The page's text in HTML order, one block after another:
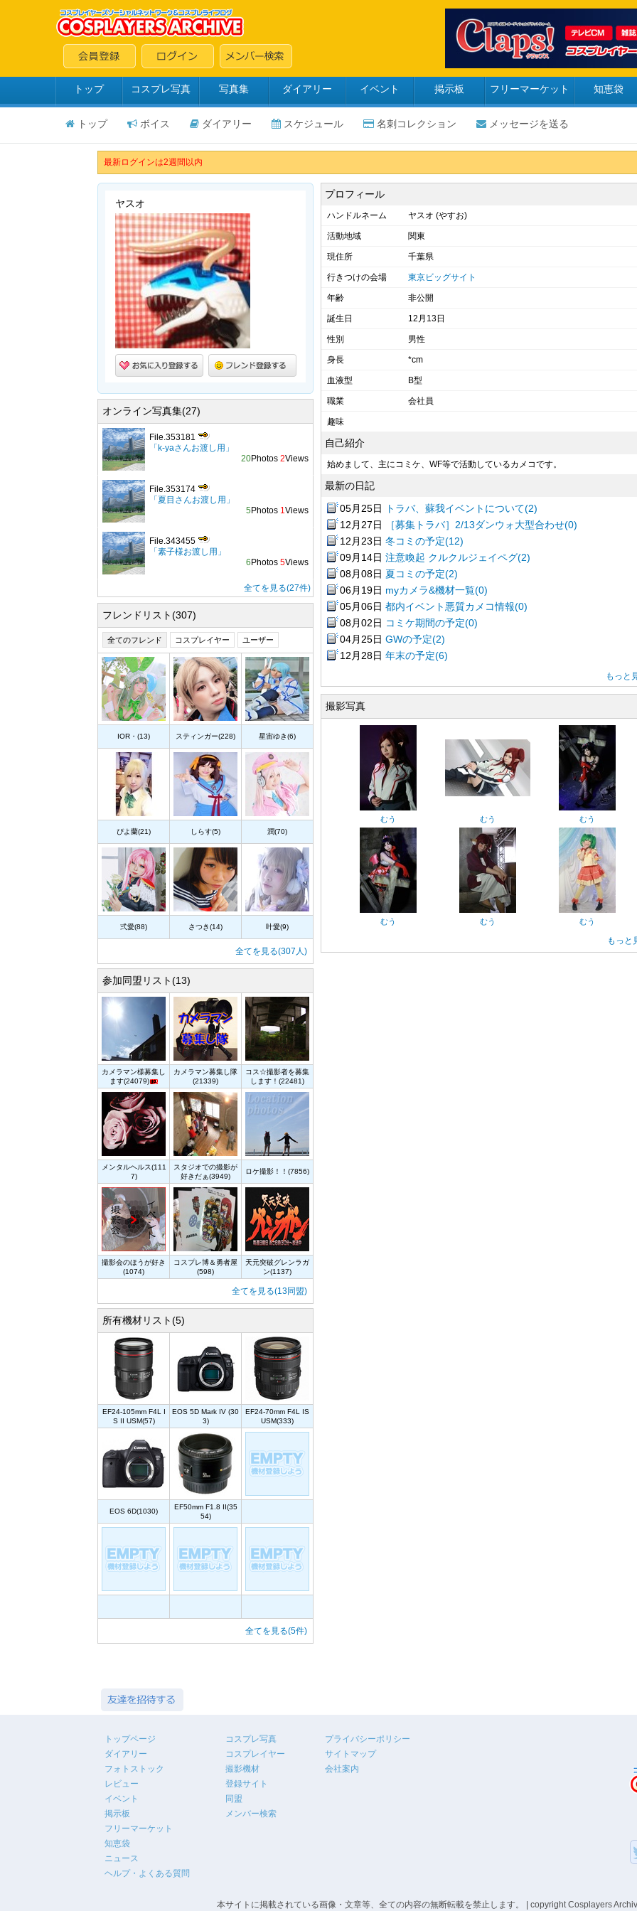
トップ コスプレ写真 写真集 ダイアリー イベント 掲示板 フリーマーケット 知恵袋
トップ ボイス ダイアリー スケジュール 名刺コレクション メッセージを送る
最新ログインは2週間以内
ヤスオ
オンライン写真集(27)
File.353181
「k-yaさんお渡し用」
20Photos 2Views
File.353174
「夏目さんお渡し用」
5 Photos 1Views
File.343455
「素子様お渡し用」
6 Photos 5Views
全てを見る(27件)
フレンドリスト(307)
全てのフレンド コスプレイヤー ユーザー
IOR・(13) スティンガー(228) 星宙ゆき(6)
ぴよ蘭(21) しらす(5) 潤(70)
弍愛(88) さつき(14) 叶愛(9)
全てを見る(307人)
参加同盟リスト(13)
カメラマン様募集し
ます(24079)
カメラマン募集し隊
(21339)
コス☆撮影者を募集
します！(22481)
メンタルヘルス(111
7)
スタジオでの撮影が
好きだぁ(3949)
ロケ撮影！！(7856)
撮影会のほうが好き
(1074)
コスプレ博＆勇者屋
(598)
天元突破グレンラガ
ン(1137)
全てを見る(13同盟)
所有機材リスト(5)
EF24-105mm F4L I
S II USM(57)
EOS 5D Mark IV (30
3)
EF24-70mm F4L IS
USM(333)
EOS 6D(1030)
EF50mm F1.8 II(35
54)
全てを見る(5件)
プロフィール
ハンドルネーム ヤスオ (やすお)
活動地域 関東
現住所 千葉県
行きつけの会場 東京ビッグサイト
年齢 非公開
誕生日 12月13日
性別 男性
身長 *cm
血液型 B型
職業 会社員
趣味
自己紹介
始めまして、主にコミケ、WF等で活動しているカメコです。
最新の日記
05月25日
トラバ、蘇我イベントについて(2)
12月27日
［募集トラバ］2/13ダンウォ大型合わせ(0)
12月23日 冬コミの予定(12)
09月14日 注意喚起 クルクルジェイペグ(2)
08月08日 夏コミの予定(2)
06月19日 myカメラ&機材一覧(0)
05月06日 都内イベント悪質カメコ情報(0)
08月02日 コミケ期間の予定(0)
04月25日 GWの予定(2)
12月28日 年末の予定(6)
もっと
撮影写真
むう むう むう
むう むう むう
もっと
トップページ
ダイアリー
フォトストック
レビュー
イベント
掲示板
フリーマーケット
知恵袋
ニュース
ヘルプ・よくある質問
コスプレ写真
コスプレイヤー
撮影機材
登録サイト
同盟
メンバー検索
プライバシーポリシー
サイトマップ
会社案内
本サイトに掲載されている画像・文章等、全ての内容の無断転載を禁止します。 | copyright Cosplayers